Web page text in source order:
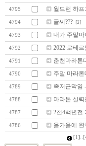
4795 월드런 하
4794 글씨??? [2]
4793 내가 주말마
4792 2022 로테
4791 춘천마라톤
4790 주말 마라
4789 족저근막염
4788 마라톤 실
4787 2천4백년전
4786 올가을에 완
[1]